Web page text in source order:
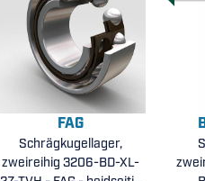
FAG
Schrägkugellager,
zweireihig 3206-BD-XL-